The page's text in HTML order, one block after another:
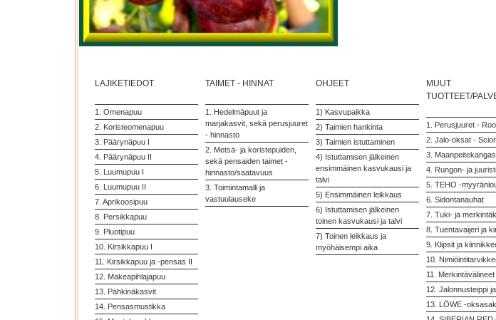
LAJIKETIEDOT
1. Omenapuu
2. Koristeomenapuu
3. Päärynäpuu I
4. Päärynäpuu II
5. Luumupuu I
6. Luumupuu II
7. Aprikoosipuu
8. Persikkapuu
9. Pluotipuu
10. Kirsikkapuu I
11. Kirsikkapuu ja -pensas II
12. Makeapihlajapuu
13. Pähkinäkasvit
14. Pensasmustikka
TAIMET - HINNAT
1. Hedelmäpuut ja
marjakasvit, sekä perusjuuret
- hinnasto
2. Metsä- ja koristepuiden,
sekä pensaiden taimet -
hinnasto/saatavuus
3. Toimintamalli ja
vastuulauseke
OHJEET
1) Kasvupaikka
2) Taimien hankinta
3) Taimien istuttaminen
4) Istuttamisen jälkeinen
ensimmäinen kasvukausi ja
talvi
5) Ensimmäinen leikkaus
6) Istuttamisen jälkeinen
toinen kasvukausi ja talvi
7) Toinen leikkaus ja
myöhäisempi aika
MUUT
TUOTTEET/
1. Perusjuuret -
2. Jalo-oksat -
3. Maanpeitekangas
4. Rungon- ja
5. TEHO -
6. Sidontanauhat
7. Tuki- ja
8. Tuentavaijeri ja
9. Klipsit ja
10.
11. Merkintävälineet
12. Jalonnusteippi
13. LÖWE -